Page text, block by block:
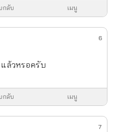
กลับ เมนู
6
ล้วหรอครับ
กลับ เมนู
7